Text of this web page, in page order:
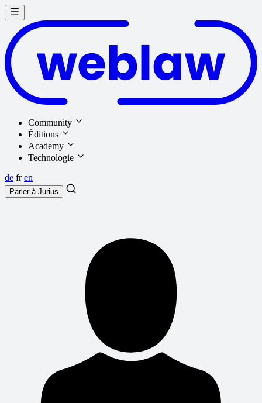
Community
Éditions
Academy
Technologie
de fr en
Parler à Jurius